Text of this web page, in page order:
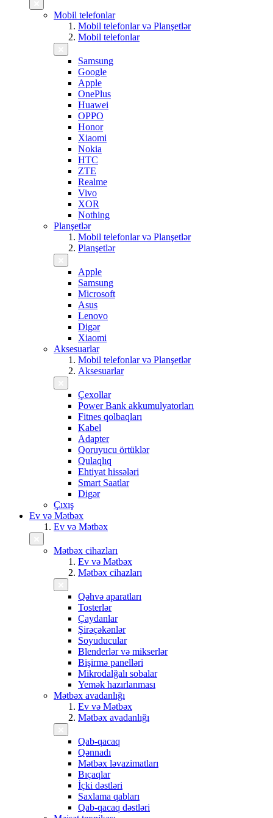
Mobil telefonlar
Mobil telefonlar və Planşetlər
Mobil telefonlar
Samsung
Google
Apple
OnePlus
Huawei
OPPO
Honor
Xiaomi
Nokia
HTC
ZTE
Realme
Vivo
XOR
Nothing
Planşetlər
Mobil telefonlar və Planşetlər
Planşetlər
Apple
Samsung
Microsoft
Asus
Lenovo
Digər
Xiaomi
Aksesuarlar
Mobil telefonlar və Planşetlər
Aksesuarlar
Çexollar
Power Bank akkumulyatorları
Fitnes qolbaqları
Kabel
Adapter
Qoruyucu örtüklər
Qulaqlıq
Ehtiyat hissələri
Smart Saatlar
Digər
Çıxış
Ev və Mətbəx
Ev və Mətbəx
Mətbəx cihazları
Ev və Mətbəx
Mətbəx cihazları
Qəhvə aparatları
Tosterlər
Çaydanlar
Şirəçəkənlər
Soyuducular
Blenderlər və mikserlər
Bişirmə panelləri
Mikrodalğalı sobalar
Yemək hazırlanması
Mətbəx avadanlığı
Ev və Mətbəx
Mətbəx avadanlığı
Qab-qacaq
Qənnadı
Mətbəx ləvazimatları
Bıçaqlar
İçki dəstləri
Saxlama qabları
Qab-qacaq dəstləri